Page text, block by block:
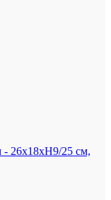
- 26x18xH9/25 см,